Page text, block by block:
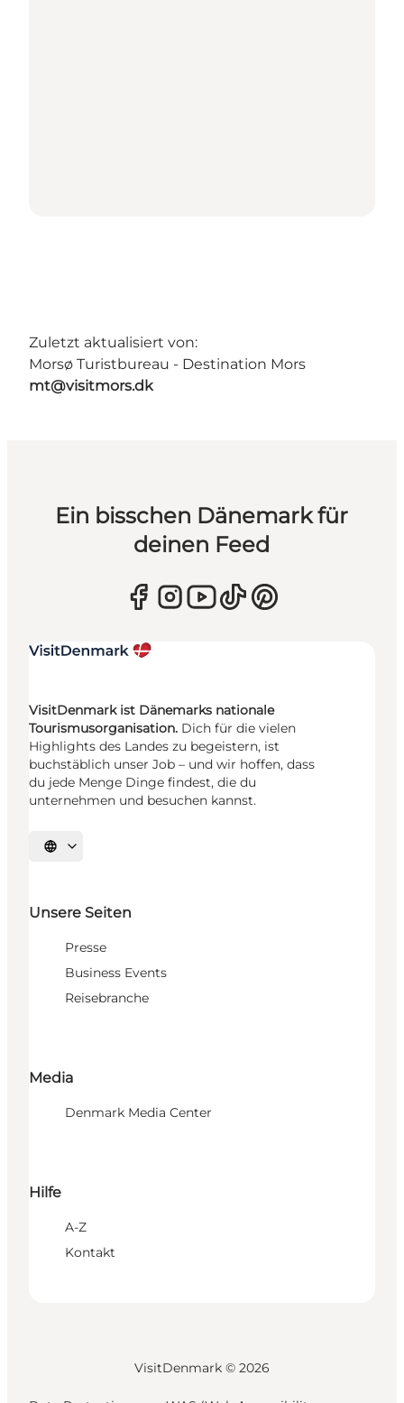
Zuletzt aktualisiert von:
Morsø Turistbureau - Destination Mors
mt@visitmors.dk
Ein bisschen Dänemark für
deinen Feed
VisitDenmark ist Dänemarks nationale
Tourismusorganisation. Dich für die vielen
Highlights des Landes zu begeistern, ist
buchstäblich unser Job – und wir hoffen, dass
du jede Menge Dinge findest, die du
unternehmen und besuchen kannst.
Sprache auswählen
Unsere Seiten
Presse
Business Events
Reisebranche
Media
Denmark Media Center
Hilfe
A-Z
Kontakt
VisitDenmark © 2026